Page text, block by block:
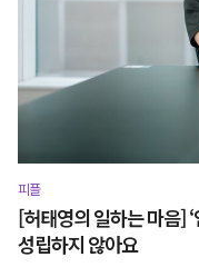
피플
[허태영의 일하는 마음]
성립하지 않아요